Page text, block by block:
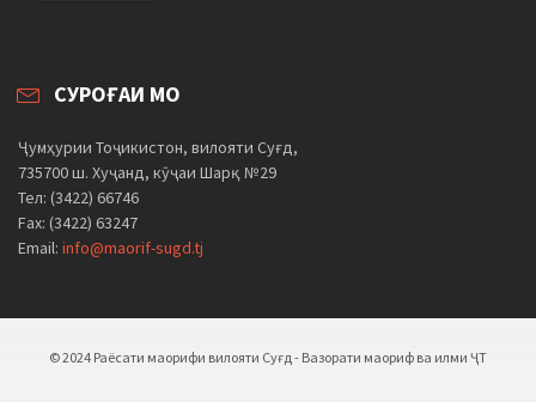
СУРОҒАИ МО
Ҷумҳурии Тоҷикистон, вилояти Суғд,
735700 ш. Хуҷанд, кӯҷаи Шарқ №29
Тел: (3422) 66746
Fax: (3422) 63247
Email: info@maorif-sugd.tj
© 2024 Раёсати маорифи вилояти Суғд - Вазорати маориф ва илми ҶТ